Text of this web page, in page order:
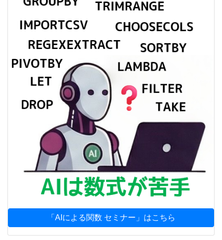
「AIによる関数 セミナー」はこちら